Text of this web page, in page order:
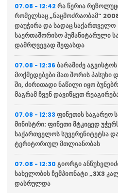
07.08 - 12:42 რა წერია
რომელსაც „ნაცმოძრაობამ“
დაუჭირა და სადაც საქართველო
საერთაშორისო ჰუმანიტარული
დამრღვევად შეფასდა
07.08 - 12:36 ბარამიძე
მოქმედებები მათ შორის პასუხი
ში, ძირითადი ნაწილი იყო
მაგრამ ჩვენ დავიწყეთ
07.08 - 12:33 ფინეთის საგარეო
მინისტრი: ფინეთი მტკიცედ
საქართველოს სუვერენიტეტსა
ტერიტორიულ მთლიანობას
07.08 - 12:30 გიორგი
სახელობის ჩემპიონატი „3X3
დასრულდა